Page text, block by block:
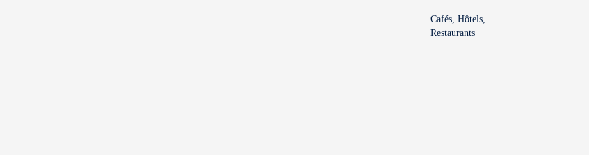
Cafés, Hôtels,
Restaurants